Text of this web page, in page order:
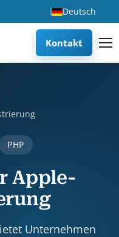
Deutsch
Kontakt
PHP
Apple-
Unternehmen